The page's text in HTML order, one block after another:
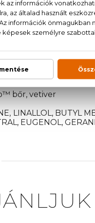
For Men Eau de
bőr, vetiver
LINALLOL, BUTYL
EUGENOL,